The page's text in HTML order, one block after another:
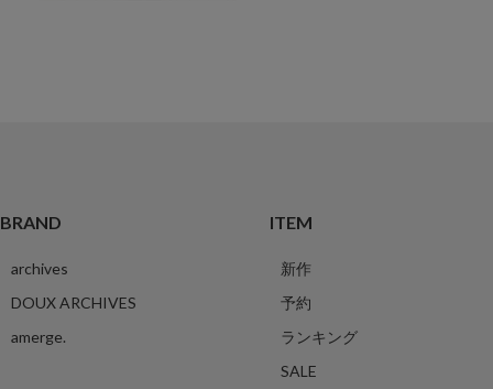
BRAND
archives
DOUX ARCHIVES
amerge.
ITEM
新作
予約
ランキング
SALE